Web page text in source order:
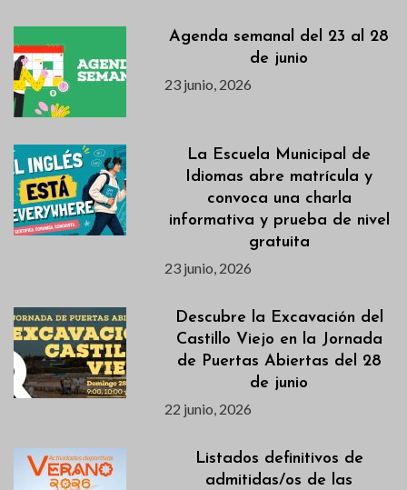
Agenda semanal del 23 al 28
de junio
23 junio, 2026
La Escuela Municipal de
Idiomas abre matrícula y
convoca una charla
informativa y prueba de nivel
gratuita
23 junio, 2026
Descubre la Excavación del
Castillo Viejo en la Jornada
de Puertas Abiertas del 28
de junio
22 junio, 2026
Listados definitivos de
admitidas/os de las